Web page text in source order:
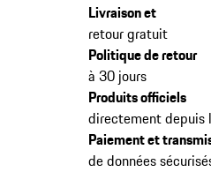
Livraison et
retour gratuit
Politique de retour
à 30 jours
Produits officiels
directement depuis
Paiement et
de données